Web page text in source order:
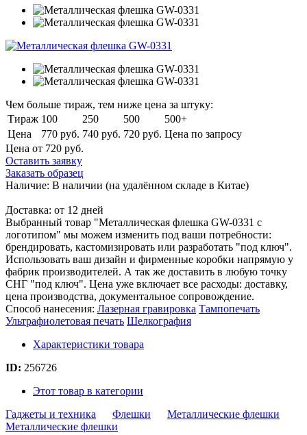
Чем больше тираж, тем ниже цена за штуку:
Тираж 100 250 500
500+
Цена
770 руб. 740 руб. 720 руб. Цена по запросу
Цена от 720 руб.
Оставить заявку
Заказать образец
Наличие: В наличии (на удалённом складе в Китае)
Доставка: от 12 дней
Выбранный товар "Металлическая флешка GW-0331 с
логотипом" мы можем изменить под ваши потребности:
брендировать, кастомизировать или разработать "под ключ".
Использовать ваш дизайн и фирменные коробки напрямую у
фабрик производителей. А так же доставить в любую точку
СНГ "под ключ". Цена уже включает все расходы: доставку,
цена производства, документальное сопровождение.
Способ нанесения: Лазерная гравировка Тампопечать
Ультрафиолетовая печать Шелкография
Характеристики товара
ID: 256726
Этот товар в категории
Гаджеты и техника
Флешки
Металлические флешки
Металлические флешки